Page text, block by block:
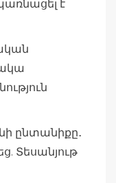
է
ընտանիքը․
Տեսանյութ